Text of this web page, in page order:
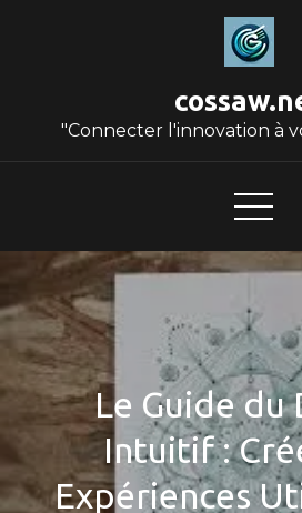
"Connecter l'innovation à
Le Guide du
Intuitif :
Expériences